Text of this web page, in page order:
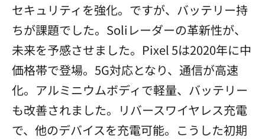
セキュリティを強化。ですが、バッテリー持
ちが課題でした。Soliレーダーの革新性が、
未来を予感させました。Pixel 5は2020年に中
価格帯で登場。5G対応となり、通信が高速
化。アルミニウムボディで軽量、バッテリー
も改善されました。リバースワイヤレス充電
で、他のデバイスを充電可能。こうした初期